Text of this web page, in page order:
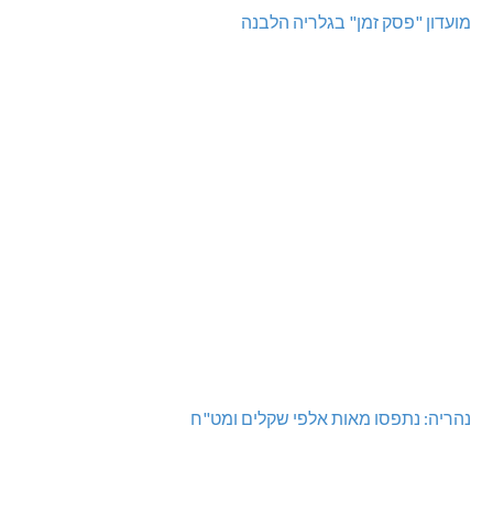
מועדון "פסק זמן" בגלריה הלבנה
נהריה: נתפסו מאות אלפי שקלים ומט"ח